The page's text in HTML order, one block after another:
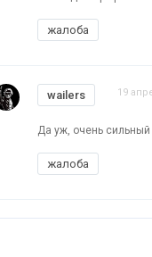
жалоба
wailers 19
Да уж, очень
жалоба